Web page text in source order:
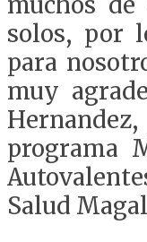
solos, por
para
muy
programa
Salud